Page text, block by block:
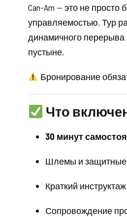
Can-Am — это не
управляемостью. Тур
динамичного перерыва
пустыне.
Бронирование
Что
30 минут
Шлемы и защитные
Краткий
Сопровождение